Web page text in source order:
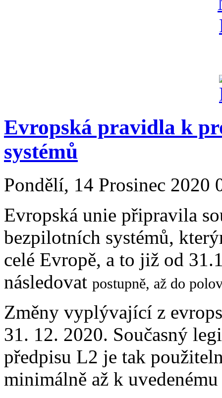
Evropská pravidla k
systémů
Pondělí, 14 Prosinec 2020
Evropská unie připravila
bezpilotních systémů,
celé Evropě, a to již od
následovat postupně, až do
Změny vyplývající z
31. 12. 2020. Současný
předpisu L2 je tak
minimálně až k